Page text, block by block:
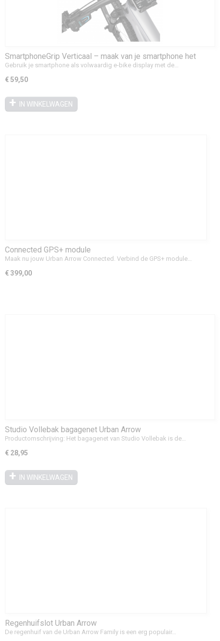
SmartphoneGrip Verticaal – maak van je smartphone het
display van je e-bike
Gebruik je smartphone als volwaardig e-bike display met de…
€ 59,50
IN WINKELWAGEN
Connected GPS+ module
Maak nu jouw Urban Arrow Connected. Verbind de GPS+ module…
€ 399,00
Studio Vollebak bagagenet Urban Arrow
Productomschrijving: Het bagagenet van Studio Vollebak is de…
€ 28,95
IN WINKELWAGEN
Regenhuifslot Urban Arrow
De regenhuif van de Urban Arrow Family is een erg populair…